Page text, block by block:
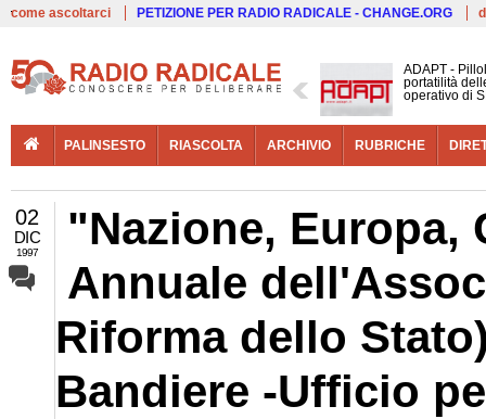
come ascoltarci PETIZIONE PER RADIO RADICALE - CHANGE.ORG
ADAPT -
portatilità
operativo di
PALINSESTO RIASCOLTA ARCHIVIO RUBRICHE
02
DIC
1997
"Nazione, Europa,
Annuale
Riforma dello
Bandiere -Ufficio